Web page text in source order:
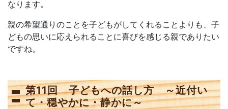
なります。
親の希望通りのことを子どもがしてくれることよりも、子
どもの思いに応えられることに喜びを感じる親でありたい
ですね。
第11回 子どもへの話し方 ～近付い
て・穏やかに・静かに～